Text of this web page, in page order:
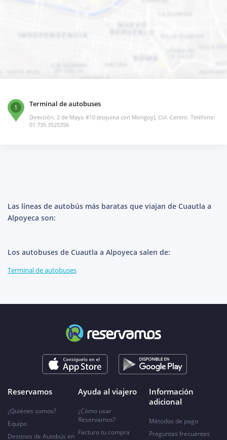
1 Terminal de autobuses
Dirección: 2 de Mayo #10 (esquina con Mongoy), Col. Centro. Teléfono:
01 735 3525356
Las líneas de autobús más baratas que viajan de Cuautla a
Alpoyeca son:
Los autobuses de Cuautla a Alpoyeca salen de:
Terminal de autobuses
Reservamos
¿Quiénes somos?
Equipo
Destinos de Autobús en
Ayuda al viajero
¿Cómo usar
Reservamos?
Factura tu compra
Información
adicional
Métodos de pago
Preguntas frecuentes